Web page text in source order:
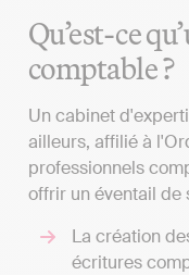
Qu’est-ce
comptable ?
Un cabinet
ailleurs, affilié à
professionnels
offrir un éventail de
La création
écritures